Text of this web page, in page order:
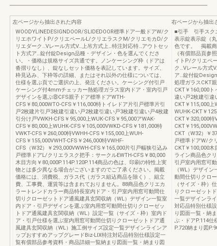
左ページから抽出された内容
WOODYLINEDESIGNDOOR/SLIDEDOOR標準ドア一般ドアW/ク
リエホワイトP/クリエペールL/クリエラスクM/クリエモカD/ク
リエダーク…Vレール方式V…上吊方式上…特注対応特…アウトセッ
ト方式ア…錠付錠Design品種・デザイン・色を選んでくださ
い。・価格は規格サイズ共通です。ノンケーシング枠（ドアは
沓摺りなし）、錠なしセット価格を表記しています。サイズ、
枠見込み、下枠等の詳細、またはそれ以外の仕様については、
仕様を選ぶ頁でご選択の上、発注ください。ケーシング付引戸
ケーシング付4mmチェッカー熱処理ガラス室内ドア・室内引戸
デザインを選ぶ⑧CFS親子ドア標準ドアWTH-
CFS￥80,000WTO-CFS￥116,000特トイレドア片引戸標準片引
戸2枚建片引戸3枚建引違い戸2枚建引違い戸3枚建引違い戸4枚建
引分け戸VWKH-CFS￥95,000上WUK-CFS￥95,000アWAK-
CFS￥80,000上WUHK-CFS￥105,000VWKD-CFS￥181,000特
VWKT-CFS￥260,000特VWHH-CFS￥155,000上WUH-
CFS￥155,000VWHT-CFS￥246,000特VWHF-
CFS（W32）￥293,000VWWH-CFS￥165,000片引戸幅狭引込み
戸標準ドアL/クリエラスク把手：サークルEWTH-CFS￥80,000
木目方向￥80,000P.114P.120P.114商品の色は、印刷の特性上実
物とは多少異なる場合がございますのでご了承ください。掲載
価格には、消費税、ガラス代（ガラス組込商品を除く）、組立
費、工事費、運賃等は含まれておりません。88商品色クリエカ
ラートレンドカラー商品特長室内ドア・引戸室内用窓可動間仕
切りクローゼットドア通風建具玄関収納（WL）デザイン一覧室
内ドア・引戸デザインを選ぶ室内用窓可動間仕切りクローゼッ
トドア通風建具玄関収納（WL）設定一覧（サイズ・枠）室内ド
ア・引戸仕様を選ぶ室内用窓可動間仕切りクローゼットドア通
風建具玄関収納（WL）施工例サイズ設定一覧デザインラインア
ップおすすめアップグレードBiz-LIX特注対応品特別仕様設定一
覧有償部品参考資料・商品詳細一覧納まり図面一覧・納まり図
右ページから抽出
■引手 引手スク
表示錠表示錠（
色です。 掲載商
（有償部品頁参
イトP/クリエペ
ク…Vレール方式
ア…錠付錠
処理ガラスCKT
CKT￥160,000ト
違い戸2枚建引違
CKT￥115,000上
WUHK-CKT￥
CKT￥320,000特
CKT￥
CKT（W32）￥
戸標準ドアW/ク
CKT￥100,000木
ライン商品色ク
引戸室内用窓可
（WL）デザイ
動間仕切りクロ
（サイズ・枠）
りクローゼット
一覧デザインラ
対応品特別仕様
り図面一覧・納
ぶ・ドアP.114仕
P.720納まり図